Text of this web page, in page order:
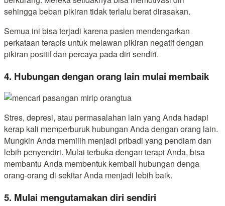
sehingga beban pikiran tidak terlalu berat dirasakan.
Semua ini bisa terjadi karena pasien mendengarkan
perkataan terapis untuk melawan pikiran negatif dengan
pikiran positif dan percaya pada diri sendiri.
4. Hubungan dengan orang lain mulai membaik
Stres, depresi, atau permasalahan lain yang Anda hadapi
kerap kali memperburuk hubungan Anda dengan orang lain.
Mungkin Anda memilih menjadi pribadi yang pendiam dan
lebih penyendiri. Mulai terbuka dengan terapi Anda, bisa
membantu Anda membentuk kembali hubungan denga
orang-orang di sekitar Anda menjadi lebih baik.
5. Mulai mengutamakan diri sendiri